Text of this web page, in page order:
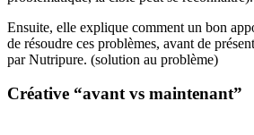
Ensuite, elle explique comment un bon
de résoudre ces problèmes, avant de
par Nutripure. (solution au problème)
Créative “avant vs maintenant”